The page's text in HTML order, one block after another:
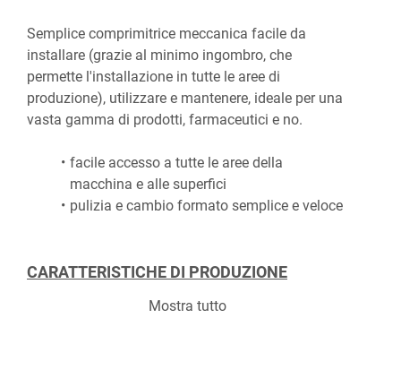
Semplice comprimitrice meccanica facile da
installare (grazie al minimo ingombro, che
permette l'installazione in tutte le aree di
produzione), utilizzare e mantenere, ideale per una
vasta gamma di prodotti, farmaceutici e no.
facile accesso a tutte le aree della
macchina e alle superfici
pulizia e cambio formato semplice e veloce
CARATTERISTICHE DI PRODUZIONE
7,5 compresse al minuto
Mostra tutto